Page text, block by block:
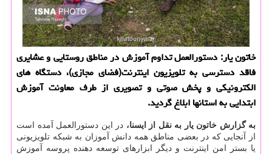
خاتون یار: دستورالعمل تداوم آموزش در مناطق روستایی و عشایری
فاقد دسترسی به تلویزیون اینترنت(فضای مجازی)، دستگاه های
الكترونیكی و پخش صوتی و تصویری از طرف معاونت آموزش
ابتدایی به استانها ابلاغ گردید.
به گزارش خاتون یار به نقل از ایسنا، در این دستورالعمل آمده است
از آنجایی كه در بعضی مناطق همه دانش آموزان به شبكه تلویزیونی
یا بستر امن اینترنت و دیگر ابزارهای توسعه دهنده پروسه آموزش